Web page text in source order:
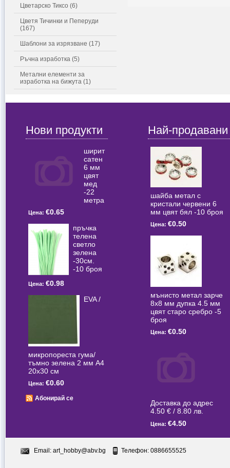
Цветарско Тиксо (6)
Цветя Тичинки и Пеперуди
(167)
Шаблони за изрязване (17)
Ръчна изработка (5)
Метални елементи за
изработка на бижута (1)
Нови продукти
ширит
сатен
6 мм
цвят
мед
-22
метра
Цена: €0.65
пръчка
телена
светлo
зелена
-30см.
-10 броя
Цена: €0.98
EVA /
микропореста гума/
тъмно зелена 2 мм А4
20x30 см
Цена: €0.60
Абонирай се
Най-продавани
шайба метал с
кристали червени 6
мм цвят бял -10 броя
Цена: €0.50
мънисто метал зарче
8x8 мм дупка 4.5 мм
цвят старо сребро -5
броя
Цена: €0.50
Доставка до адрес
4.50 € / 8.80 лв.
Цена: €4.50
Email: art_hobby@abv.bg Телефон: 0886655525